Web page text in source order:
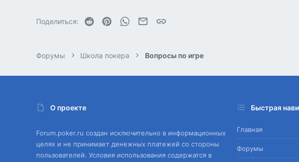
Поделиться: Reddit PinterestWhatsAppЭлектронная почта
Форумы Школа покера Вопросы по игре
О проекте
Forum.poker.ru создан исключительно в информационных
целях и не принимает денежных платежей со стороны
пользователей. Условия использования содержатся в
Быстрая
Главная
Форумы